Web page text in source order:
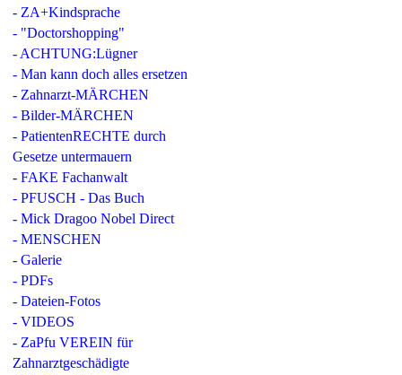
- ZA+Kindsprache
- "Doctorshopping"
- ACHTUNG:Lügner
- Man kann doch alles ersetzen
- Zahnarzt-MÄRCHEN
- Bilder-MÄRCHEN
- PatientenRECHTE durch
Gesetze untermauern
- FAKE Fachanwalt
- PFUSCH - Das Buch
- Mick Dragoo Nobel Direct
- MENSCHEN
- Galerie
- PDFs
- Dateien-Fotos
- VIDEOS
- ZaPfu VEREIN für
Zahnarztgeschädigte